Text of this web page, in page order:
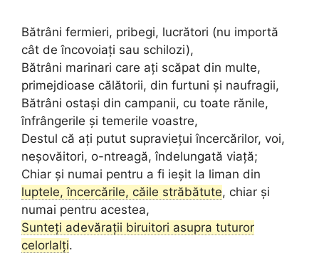
Bătrâni fermieri, pribegi, lucrători (nu importă
cât de încovoiați sau schilozi),
Bătrâni marinari care ați scăpat din multe,
primejdioase călătorii, din furtuni și naufragii,
Bătrâni ostași din campanii, cu toate rănile,
înfrângerile și temerile voastre,
Destul că ați putut supraviețui încercărilor, voi,
neșovăitori, o-ntreagă, îndelungată viață;
Chiar și numai pentru a fi ieșit la liman din
luptele, încercările, căile străbătute, chiar și
numai pentru acestea,
Sunteți adevărații biruitori asupra tuturor
celorlalți.